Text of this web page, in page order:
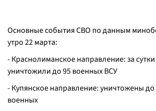
Основные события СВО по данным
утро 22 марта:
- Краснолиманское направление: за
уничтожили до 95 военных ВСУ
- Купянское направление: уничтожены до
военных